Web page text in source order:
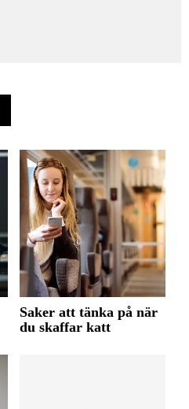
Saker att tänka på när
du skaffar katt